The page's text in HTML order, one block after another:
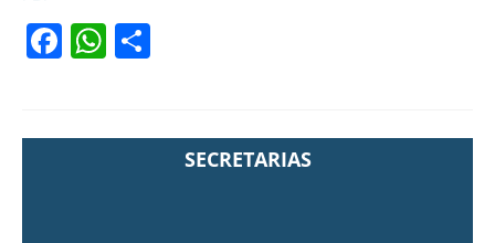
Facebook
WhatsApp
SECRETARIAS